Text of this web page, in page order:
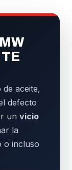
TE
aceite,
defecto
un vicio
la
o incluso